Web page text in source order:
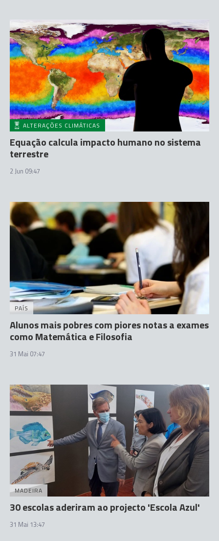
ALTERAÇÕES CLIMÁTICAS
Equação calcula impacto humano no sistema
terrestre
2 Jun 09:47
PAÍS
Alunos mais pobres com piores notas a exames
como Matemática e Filosofia
31 Mai 07:47
MADEIRA
30 escolas aderiram ao projecto 'Escola Azul'
31 Mai 13:47